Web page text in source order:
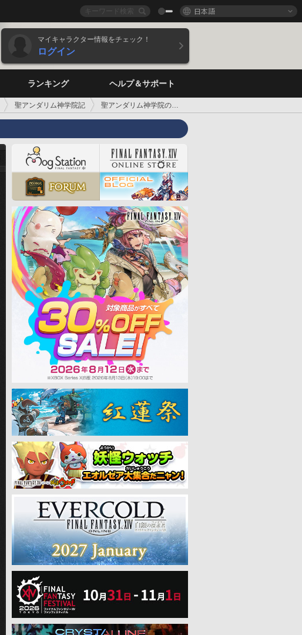
日本語
マイキャラクター情報をチェック！
ログイン
ランキング ヘルプ＆サポート
聖アンダリム神学院記 聖アンダリム神学院の消えた書物